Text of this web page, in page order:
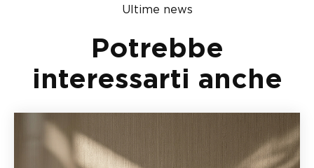
Ultime news
Potrebbe
interessarti anche